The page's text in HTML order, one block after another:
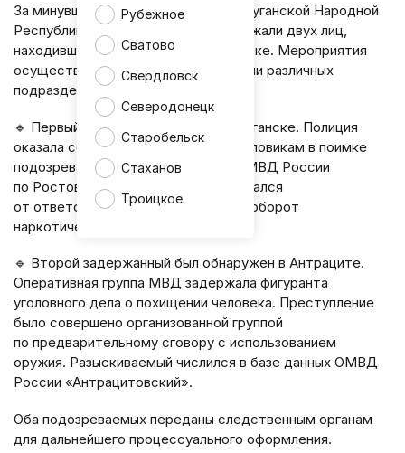
Рубежное
Сватово
Свердловск
Северодонецк
Старобельск
Стаханов
Троицкое
За минувшие сутки на территории Луганской Народной
Республики правоохранители задержали двух лиц,
находившихся в федеральном розыске. Мероприятия
осуществлялись при взаимодействии различных
подразделений МВД.
🔹 Первый инцидент произошёл в Луганске. Полиция
оказала содействие ростовским силовикам в поимке
подозреваемого. Разыскиваемый УМВД России
по Ростову-на-Дону мужчина скрывался
от ответственности за незаконный оборот
наркотических средств.
🔹 Второй задержанный был обнаружен в Антраците.
Оперативная группа МВД задержала фигуранта
уголовного дела о похищении человека. Преступление
было совершено организованной группой
по предварительному сговору с использованием
оружия. Разыскиваемый числился в базе данных ОМВД
России «Антрацитовский».
Оба подозреваемых переданы следственным органам
для дальнейшего процессуального оформления.